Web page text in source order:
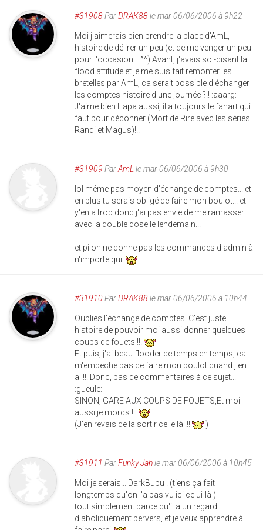
#31908ParDRAK88le mar 06/06/2006 à 9h22
Moi j'aimerais bien prendre la place d'AmL,
histoire de délirer un peu (et de me venger un peu
pour l'occasion... ^^) Avant, j'avais soi-disant la
flood attitude et je me suis fait remonter les
bretelles par AmL, ca serait possible d'échanger
les comptes histoire d'une journée ?!! :aaarg:
J'aime bien Illapa aussi, il a toujours le fanart qui
faut pour déconner (Mort de Rire avec les séries
Randi et Magus)!!!
#31909 ParAmLle mar 06/06/2006 à 9h30
lol même pas moyen d'échange de comptes... et
en plus tu serais obligé de faire mon boulot... et
y'en a trop donc j'ai pas envie de me ramasser
avec la double dose le lendemain...
et pi on ne donne pas les commandes d'admin à
n'importe qui!
#31910 ParDRAK88le mar 06/06/2006 à 10h44
Oublies l'échange de comptes. C'est juste
histoire de pouvoir moi aussi donner quelques
coups de fouets !!!
Et puis, j'ai beau flooder de temps en temps, ca
m'empeche pas de faire mon boulot quand j'en
ai !!! Donc, pas de commentaires à ce sujet...
:gueule:
SINON, GARE AUX COUPS DE FOUETS,Et moi
aussi je mords !!!
(J'en revais de la sortir celle là !!!
)
#31911 ParFunky Jahle mar 06/06/2006 à 10h45
Moi je serais... DarkBubu ! (tiens ça fait
longtemps qu'on l'a pas vu ici celui-là )
tout simplement parce qu'il a un regard
diaboliquement pervers, et je veux apprendre à